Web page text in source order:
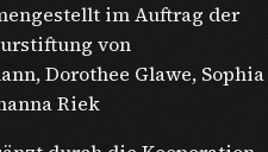
im Auftrag der
von
Dorothee Glawe, Sophia
Riek